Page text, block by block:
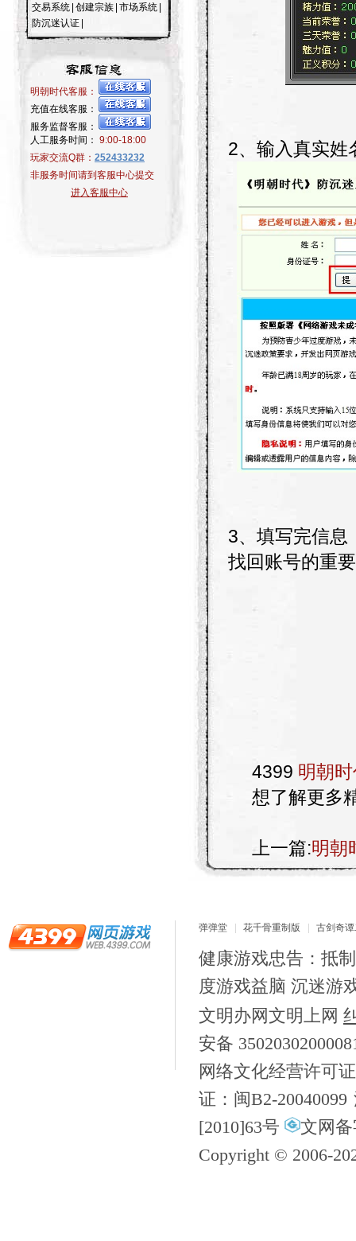
交易系统 创建宗族 市场系统
防沉迷认证
明朝时代客服：
充值在线客服：
服务监督客服：
人工服务时间： 9:00-18:00
玩家交流Q群： 252433232
非服务时间请到客服中心提交
进入客服中心
2、输入真实姓
3、填写完信息
找回账号的重
4399 明朝
想了解更多
上一篇:明朝
弹弹堂 花千骨重制版 古剑奇谭
健康游戏忠告：抵
度游戏益脑 沉迷游
文明办网文明上网
安备
网络文化经营许可
证：闽B2-20040099
[2010]63号
文网备
Copyright © 2006-